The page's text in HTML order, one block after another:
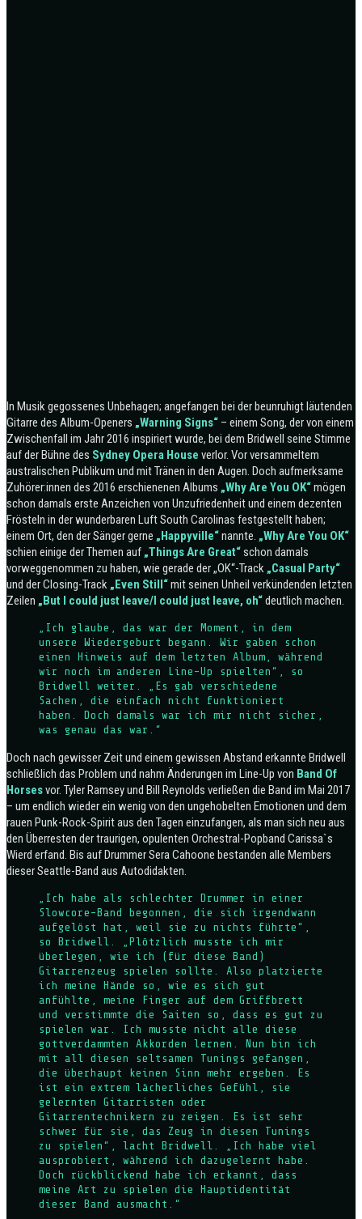
In Musik gegossenes Unbehagen; angefangen bei der beunruhigt läutenden
Gitarre des Album-Openers „Warning Signs“ – einem Song, der von einem
Zwischenfall im Jahr 2016 inspiriert wurde, bei dem Bridwell seine Stimme
auf der Bühne des Sydney Opera House verlor. Vor versammeltem
australischen Publikum und mit Tränen in den Augen. Doch aufmerksame
Zuhörer:innen des 2016 erschienenen Albums „Why Are You OK“mögen
schon damals erste Anzeichen von Unzufriedenheit und einem dezenten
Frösteln in der wunderbaren Luft South Carolinas festgestellt haben;
einem Ort, den der Sänger gerne „Happyville“nannte. „Why Are You OK“
schien einige der Themen auf „Things Are Great“schon damals
vorweggenommen zu haben, wie gerade der „OK“-Track „Casual Party“
und der Closing-Track „Even Still“mit seinen Unheil verkündenden letzten
Zeilen „But I could just leave/I could just leave, oh“deutlich machen.
„Ich glaube, das war der Moment, in dem
unsere Wiedergeburt begann. Wir gaben schon
einen Hinweis auf dem letzten Album, während
wir noch im anderen Line-Up spielten“, so
Bridwell weiter. „Es gab verschiedene
Sachen, die einfach nicht funktioniert
haben. Doch damals war ich mir nicht sicher,
was genau das war.“
Doch nach gewisser Zeit und einem gewissen Abstand erkannte Bridwell
schließlich das Problem und nahm Änderungen im Line-Up von Band Of
Horsesvor. Tyler Ramsey und Bill Reynolds verließen die Band im Mai 2017
– um endlich wieder ein wenig von den ungehobelten Emotionen und dem
rauen Punk-Rock-Spirit aus den Tagen einzufangen, als man sich neu aus
den Überresten der traurigen, opulenten Orchestral-Popband Carissa`s
Wierd erfand. Bis auf Drummer Sera Cahoone bestanden alle Members
dieser Seattle-Band aus Autodidakten.
„Ich habe als schlechter Drummer in einer
Slowcore-Band begonnen, die sich irgendwann
aufgelöst hat, weil sie zu nichts führte“,
so Bridwell. „Plötzlich musste ich mir
überlegen, wie ich (für diese Band)
Gitarrenzeug spielen sollte. Also platzierte
ich meine Hände so, wie es sich gut
anfühlte, meine Finger auf dem Griffbrett
und verstimmte die Saiten so, dass es gut zu
spielen war. Ich musste nicht alle diese
gottverdammten Akkorden lernen. Nun bin ich
mit all diesen seltsamen Tunings gefangen,
die überhaupt keinen Sinn mehr ergeben. Es
ist ein extrem lächerliches Gefühl, sie
gelernten Gitarristen oder
Gitarrentechnikern zu zeigen. Es ist sehr
schwer für sie, das Zeug in diesen Tunings
zu spielen“, lacht Bridwell. „Ich habe viel
ausprobiert, während ich dazugelernt habe.
Doch rückblickend habe ich erkannt, dass
meine Art zu spielen die Hauptidentität
dieser Band ausmacht.“